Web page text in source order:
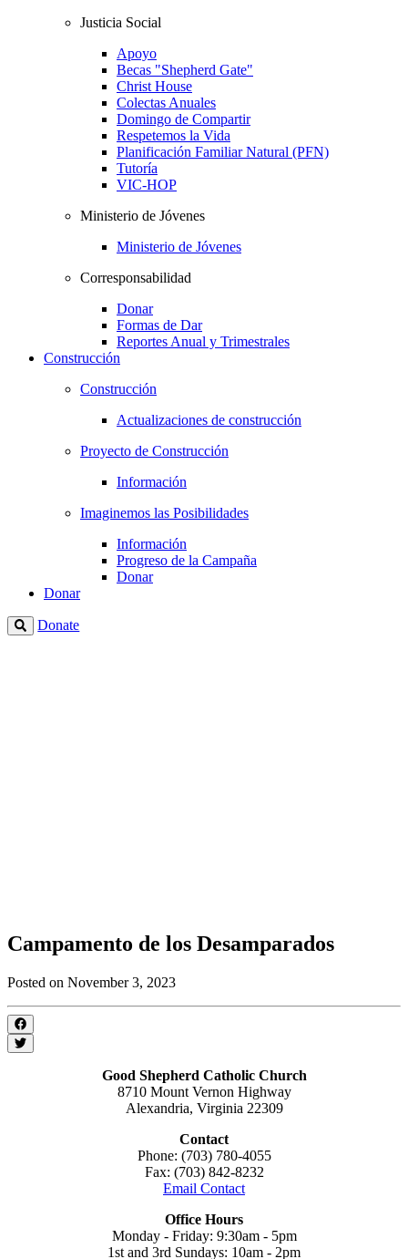
Justicia Social
Apoyo
Becas "Shepherd Gate"
Christ House
Colectas Anuales
Domingo de Compartir
Respetemos la Vida
Planificación Familiar Natural (PFN)
Tutoría
VIC-HOP
Ministerio de Jóvenes
Ministerio de Jóvenes
Corresponsabilidad
Donar
Formas de Dar
Reportes Anual y Trimestrales
Construcción
Construcción
Actualizaciones de construcción
Proyecto de Construcción
Información
Imaginemos las Posibilidades
Información
Progreso de la Campaña
Donar
Donar
Donate
Campamento de los Desamparados
Posted on November 3, 2023
Good Shepherd Catholic Church
8710 Mount Vernon Highway
Alexandria, Virginia 22309
Contact
Phone: (703) 780-4055
Fax: (703) 842-8232
Email Contact
Office Hours
Monday - Friday: 9:30am - 5pm
1st and 3rd Sundays: 10am - 2pm